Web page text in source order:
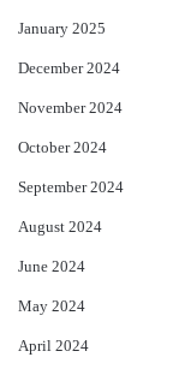
January 2025
December 2024
November 2024
October 2024
September 2024
August 2024
June 2024
May 2024
April 2024